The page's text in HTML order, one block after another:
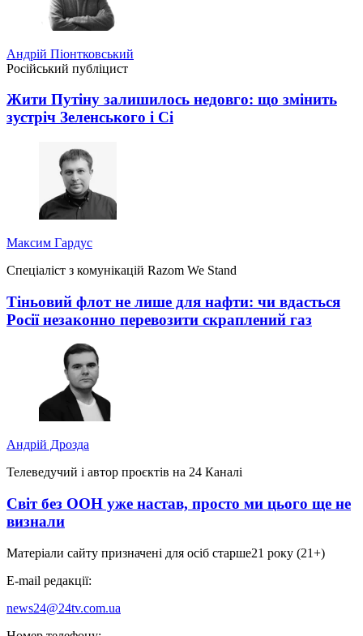
Андрій Піонтковський
Російський публіцист
Жити Путіну залишилось недовго: що змінить
зустріч Зеленського і Сі
Максим Гардус
Спеціаліст з комунікацій Razom We Stand
Тіньовий флот не лише для нафти: чи вдасться
Росії незаконно перевозити скраплений газ
Андрій Дрозда
Телеведучий і автор проєктів на 24 Каналі
Світ без ООН уже настав, просто ми цього ще не
визнали
Матеріали сайту призначені для осіб старше21 року (21+)
E-mail редакції:
news24@24tv.com.ua